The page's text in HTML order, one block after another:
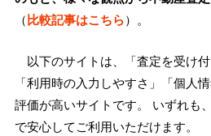
（比較記事はこちら）。
以下のサイトは、「査定を受け
「利用時の入力しやすさ」「個人
評価が高いサイトです。 いずれも
で安心してご利用いただけます。